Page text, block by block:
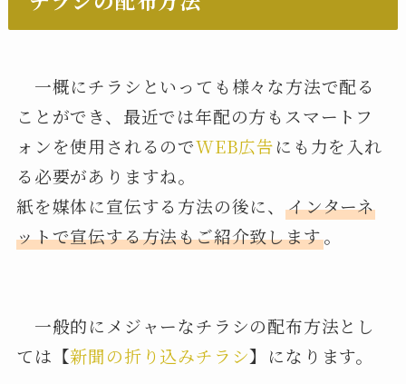
一概にチラシといっても様々な方法で配る
ことができ、最近では年配の方もスマートフ
ォンを使用されるのでWEB広告にも力を入れ
る必要がありますね。
紙を媒体に宣伝する方法の後に、インターネ
ットで宣伝する方法もご紹介致します。
一般的にメジャーなチラシの配布方法とし
ては【新聞の折り込みチラシ】になります。